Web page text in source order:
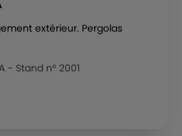
extérieur. Pergolas
- Stand n° 2001